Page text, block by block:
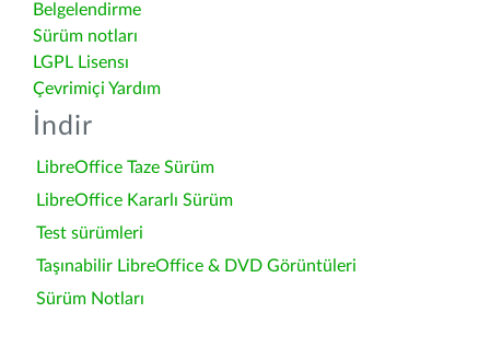
Belgelendirme
Sürüm notları
LGPL Lisensı
Çevrimiçi Yardım
İndir
LibreOffice Taze Sürüm
LibreOffice Kararlı Sürüm
Test sürümleri
Taşınabilir LibreOffice & DVD Görüntüleri
Sürüm Notları